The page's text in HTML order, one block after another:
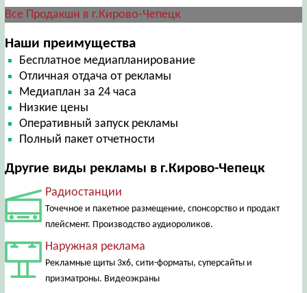
Все Продакшн в г.Кирово-Чепецк
Наши преимущества
Бесплатное медиапланирование
Отличная отдача от рекламы
Медиаплан за 24 часа
Низкие цены
Оперативный запуск рекламы
Полный пакет отчетности
Другие виды рекламы в г.Кирово-Чепецк
Радиостанции
Точечное и пакетное размещение, спонсорство и продакт
плейсмент. Производство аудиороликов.
Наружная реклама
Рекламные щиты 3х6, сити-форматы, суперсайты и
призматроны. Видеоэкраны